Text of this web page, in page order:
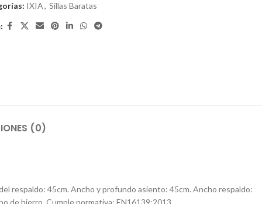
IXIA, Sillas Baratas
(0)
respaldo: 45cm. Ancho y profundo asiento: 45cm. Ancho respaldo:
de hierro. Cumple normativa: EN16139:2013